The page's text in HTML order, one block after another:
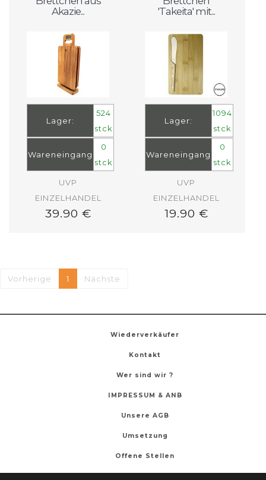
Akazie...
Lager:
524
stck
Wareneingang
0
stck
UVP
EINZELHANDEL
39.90 €
'Takeita' mit...
Lager:
1094
stck
Wareneingang
0
stck
UVP
EINZELHANDEL
19.90 €
Vorherige 1 Nächste
Wiederverkäufer
Kontakt
Wer sind wir ?
IMPRESSUM & ANB
Unsere AGB
Umsetzung
Offene Stellen